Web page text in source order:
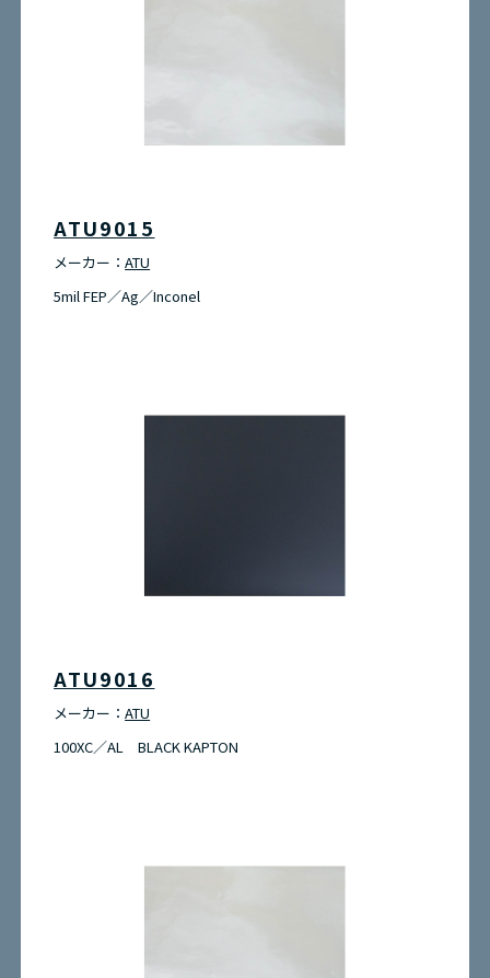
ATU9015
メーカー：ATU
5mil FEP／Ag／Inconel
ATU9016
メーカー：ATU
100XC／AL BLACK KAPTON